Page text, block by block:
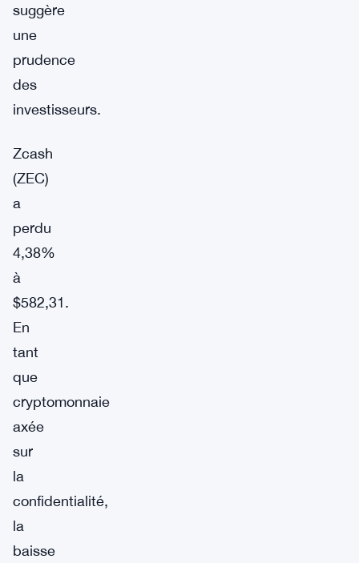
suggère
une
prudence
des
investisseurs.
Zcash
(ZEC)
a
perdu
4,38%
à
$582,31.
En
tant
que
cryptomonnaie
axée
sur
la
confidentialité,
la
baisse